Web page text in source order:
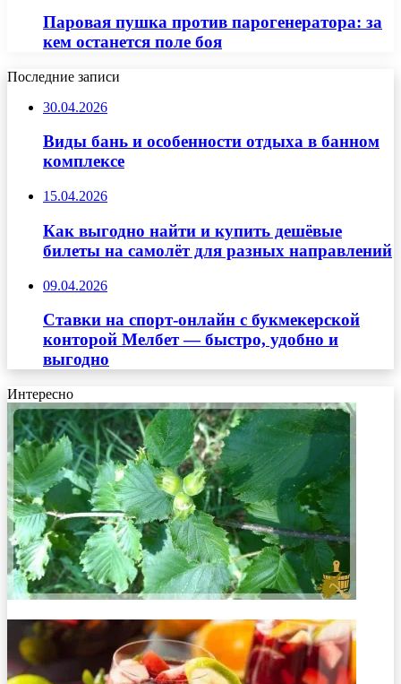
Паровая пушка против парогенератора: за
кем останется поле боя
Последние записи
30.04.2026
Виды бань и особенности отдыха в банном
комплексе
15.04.2026
Как выгодно найти и купить дешёвые
билеты на самолёт для разных направлений
09.04.2026
Ставки на спорт-онлайн с букмекерской
конторой Мелбет — быстро, удобно и
выгодно
Интересно